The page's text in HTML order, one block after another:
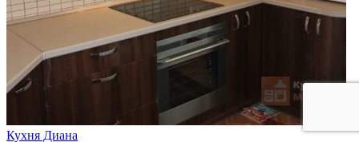
Кухня Диана